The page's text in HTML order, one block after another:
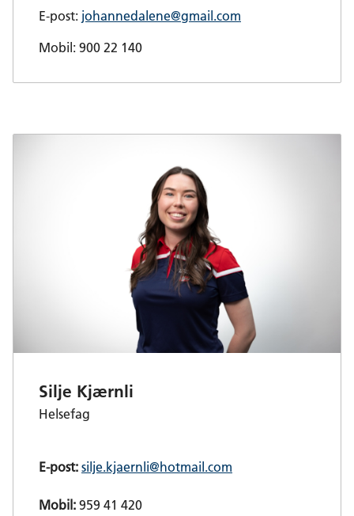
E-post: johannedalene@gmail.com
Mobil: 900 22 140
Silje Kjærnli
Helsefag
E-post:silje.kjaernli@hotmail.com
Mobil:959 41 420